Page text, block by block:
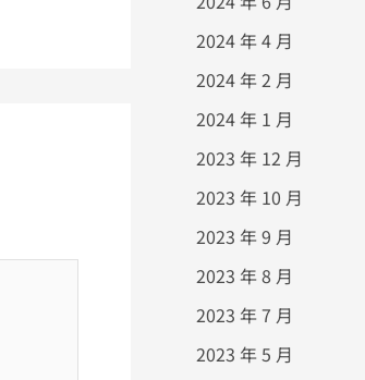
2024 年 4 月
2024 年 2 月
2024 年 1 月
2023 年 12 月
2023 年 10 月
2023 年 9 月
2023 年 8 月
2023 年 7 月
2023 年 5 月